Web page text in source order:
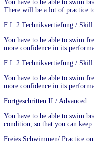
You have to be able to swim
There will be a lot of practice
F I. 2 Technikvertiefung / Skill
You have to be able to swim
more confidence in its
F I. 2 Technikvertiefung / Skill
You have to be able to swim
more confidence in its
Fortgeschritten II / Advanced:
You have to be able to swim
condition, so that you can
Freies Schwimmen/ Practice